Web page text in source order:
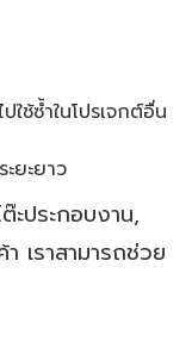
ช้ซ้ำในโปรเจกต์อื่น
ยะยาว
ะประกอบงาน,
เราสามารถช่วย